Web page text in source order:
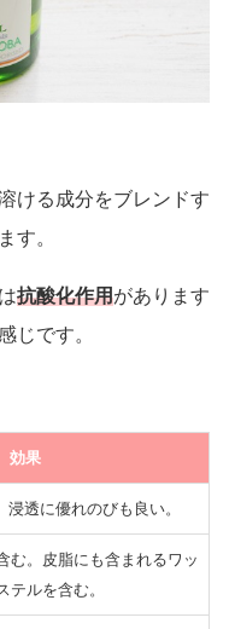
ける成分をブレンドす
す。
抗酸化作用があります
じです。
効果
透に優れのびも良い。
む。皮脂にも含まれるワッ
テルを含む。